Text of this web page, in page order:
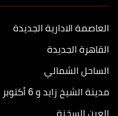
العاصمة الادارية الجديدة
القاهرة الجديدة
الساحل الشمالي
مدينة الشيخ زايد و 6 أكتوبر